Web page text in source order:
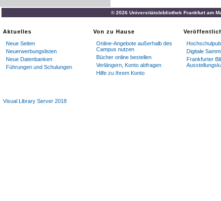
© 2026 Universitätsbibliothek Frankfurt am
Aktuelles
Neue Seiten
Neuerwerbungslisten
Neue Datenbanken
Führungen und Schulungen
Von zu Hause
Online-Angebote außerhalb des
Campus nutzen
Bücher online bestellen
Verlängern, Konto abfragen
Hilfe zu Ihrem Konto
Digitale
Frankfurter
Visual Library Server 2018